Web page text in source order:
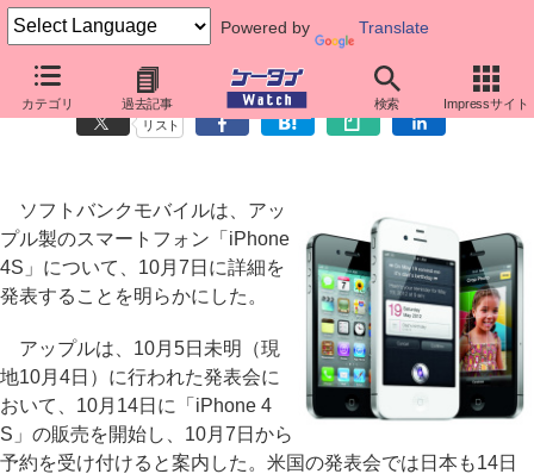
Powered by Translate
カテゴリ 過去記事 検索 Impressサイト
ソフトバンク、「iPhone 4S」の詳細を7日発表
リスト
ソフトバンクモバイルは、アッ
プル製のスマートフォン「iPhone
4S」について、10月7日に詳細を
発表することを明らかにした。
アップルは、10月5日未明（現
地10月4日）に行われた発表会に
おいて、10月14日に「iPhone 4
S」の販売を開始し、10月7日から
予約を受け付けると案内した。米国の発表会では日本も14日